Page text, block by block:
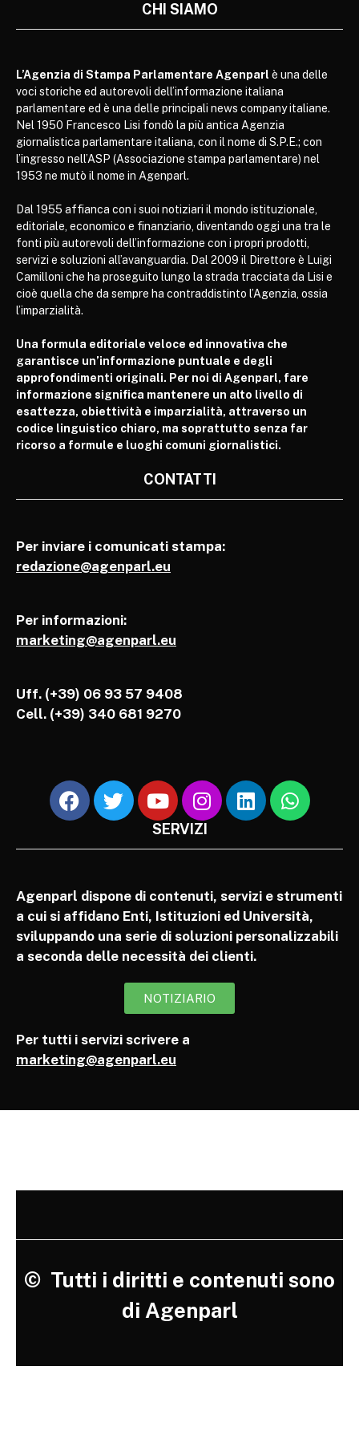
CHI SIAMO
L’Agenzia di Stampa Parlamentare Agenparl è una delle
voci storiche ed autorevoli dell’informazione italiana
parlamentare ed è una delle principali news company italiane.
Nel 1950 Francesco Lisi fondò la più antica Agenzia
giornalistica parlamentare italiana, con il nome di S.P.E.; con
l’ingresso nell’ASP (Associazione stampa parlamentare) nel
1953 ne mutò il nome in Agenparl.
Dal 1955 affianca con i suoi notiziari il mondo istituzionale,
editoriale, economico e finanziario, diventando oggi una tra le
fonti più autorevoli dell’informazione con i propri prodotti,
servizi e soluzioni all’avanguardia. Dal 2009 il Direttore è Luigi
Camilloni che ha proseguito lungo la strada tracciata da Lisi e
cioè quella che da sempre ha contraddistinto l’Agenzia, ossia
l’imparzialità.
Una formula editoriale veloce ed innovativa che
garantisce un’informazione puntuale e degli
approfondimenti originali. Per noi di Agenparl, fare
informazione significa mantenere un alto livello di
esattezza, obiettività e imparzialità, attraverso un
codice linguistico chiaro, ma soprattutto senza far
ricorso a formule e luoghi comuni giornalistici.
CONTATTI
Per inviare i comunicati stampa:
redazione@agenparl.eu
Per informazioni:
marketing@agenparl.eu
Uff. (+39) 06 93 57 9408
Cell. (+39) 340 681 9270
SERVIZI
Agenparl dispone di contenuti, servizi e strumenti
a cui si affidano Enti, Istituzioni ed Università,
sviluppando una serie di soluzioni personalizzabili
a seconda delle necessità dei clienti.
NOTIZIARIO
Per tutti i servizi scrivere a
marketing@agenparl.eu
© Tutti i diritti e contenuti sono
di Agenparl